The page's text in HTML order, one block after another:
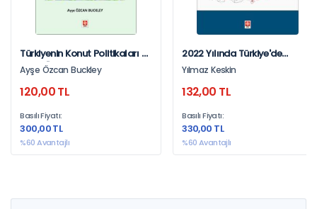
Türkiyenin Konut Politikaları - 1
Ayşe Özcan Buckley
Ayşe Özcan Buckley
120,00 TL
Basılı Fiyatı:
300,00 TL
%60 Avantajlı
2022 Yılında Türkiye'de
Coğrafya Programlarına
Yılmaz Keskin
132,00 TL
Basılı Fiyatı:
330,00 TL
%60 Avantajlı